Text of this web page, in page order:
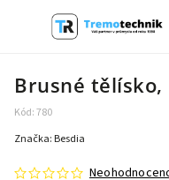
Brusné tělísko,
Kód:780
Značka: Besdia